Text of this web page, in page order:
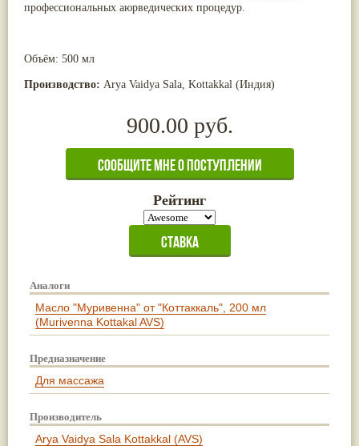
профессиональных аюрведических процедур.
Объём: 500 мл
Производство: Arya Vaidya Sala, Kottakkal (Индия)
900.00 руб.
Рейтинг
Аналоги
Масло "Муривенна" от "Коттаккаль", 200 мл
(Murivenna Kottakal AVS)
Предназначение
Для массажа
Производитель
Arya Vaidya Sala Kottakkal (AVS)